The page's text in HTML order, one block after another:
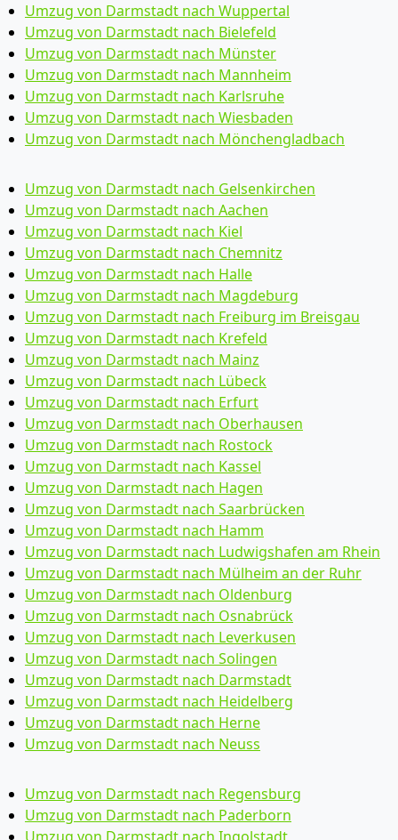
Umzug von Darmstadt nach Wuppertal
Umzug von Darmstadt nach Bielefeld
Umzug von Darmstadt nach Münster
Umzug von Darmstadt nach Mannheim
Umzug von Darmstadt nach Karlsruhe
Umzug von Darmstadt nach Wiesbaden
Umzug von Darmstadt nach Mönchen­gladbach
Umzug von Darmstadt nach Gelsenkirchen
Umzug von Darmstadt nach Aachen
Umzug von Darmstadt nach Kiel
Umzug von Darmstadt nach Chemnitz
Umzug von Darmstadt nach Halle
Umzug von Darmstadt nach Magdeburg
Umzug von Darmstadt nach Freiburg im Breisgau
Umzug von Darmstadt nach Krefeld
Umzug von Darmstadt nach Mainz
Umzug von Darmstadt nach Lübeck
Umzug von Darmstadt nach Erfurt
Umzug von Darmstadt nach Oberhausen
Umzug von Darmstadt nach Rostock
Umzug von Darmstadt nach Kassel
Umzug von Darmstadt nach Hagen
Umzug von Darmstadt nach Saarbrücken
Umzug von Darmstadt nach Hamm
Umzug von Darmstadt nach Ludwigshafen am Rhein
Umzug von Darmstadt nach Mülheim an der Ruhr
Umzug von Darmstadt nach Oldenburg
Umzug von Darmstadt nach Osnabrück
Umzug von Darmstadt nach Leverkusen
Umzug von Darmstadt nach Solingen
Umzug von Darmstadt nach Darmstadt
Umzug von Darmstadt nach Heidelberg
Umzug von Darmstadt nach Herne
Umzug von Darmstadt nach Neuss
Umzug von Darmstadt nach Regensburg
Umzug von Darmstadt nach Paderborn